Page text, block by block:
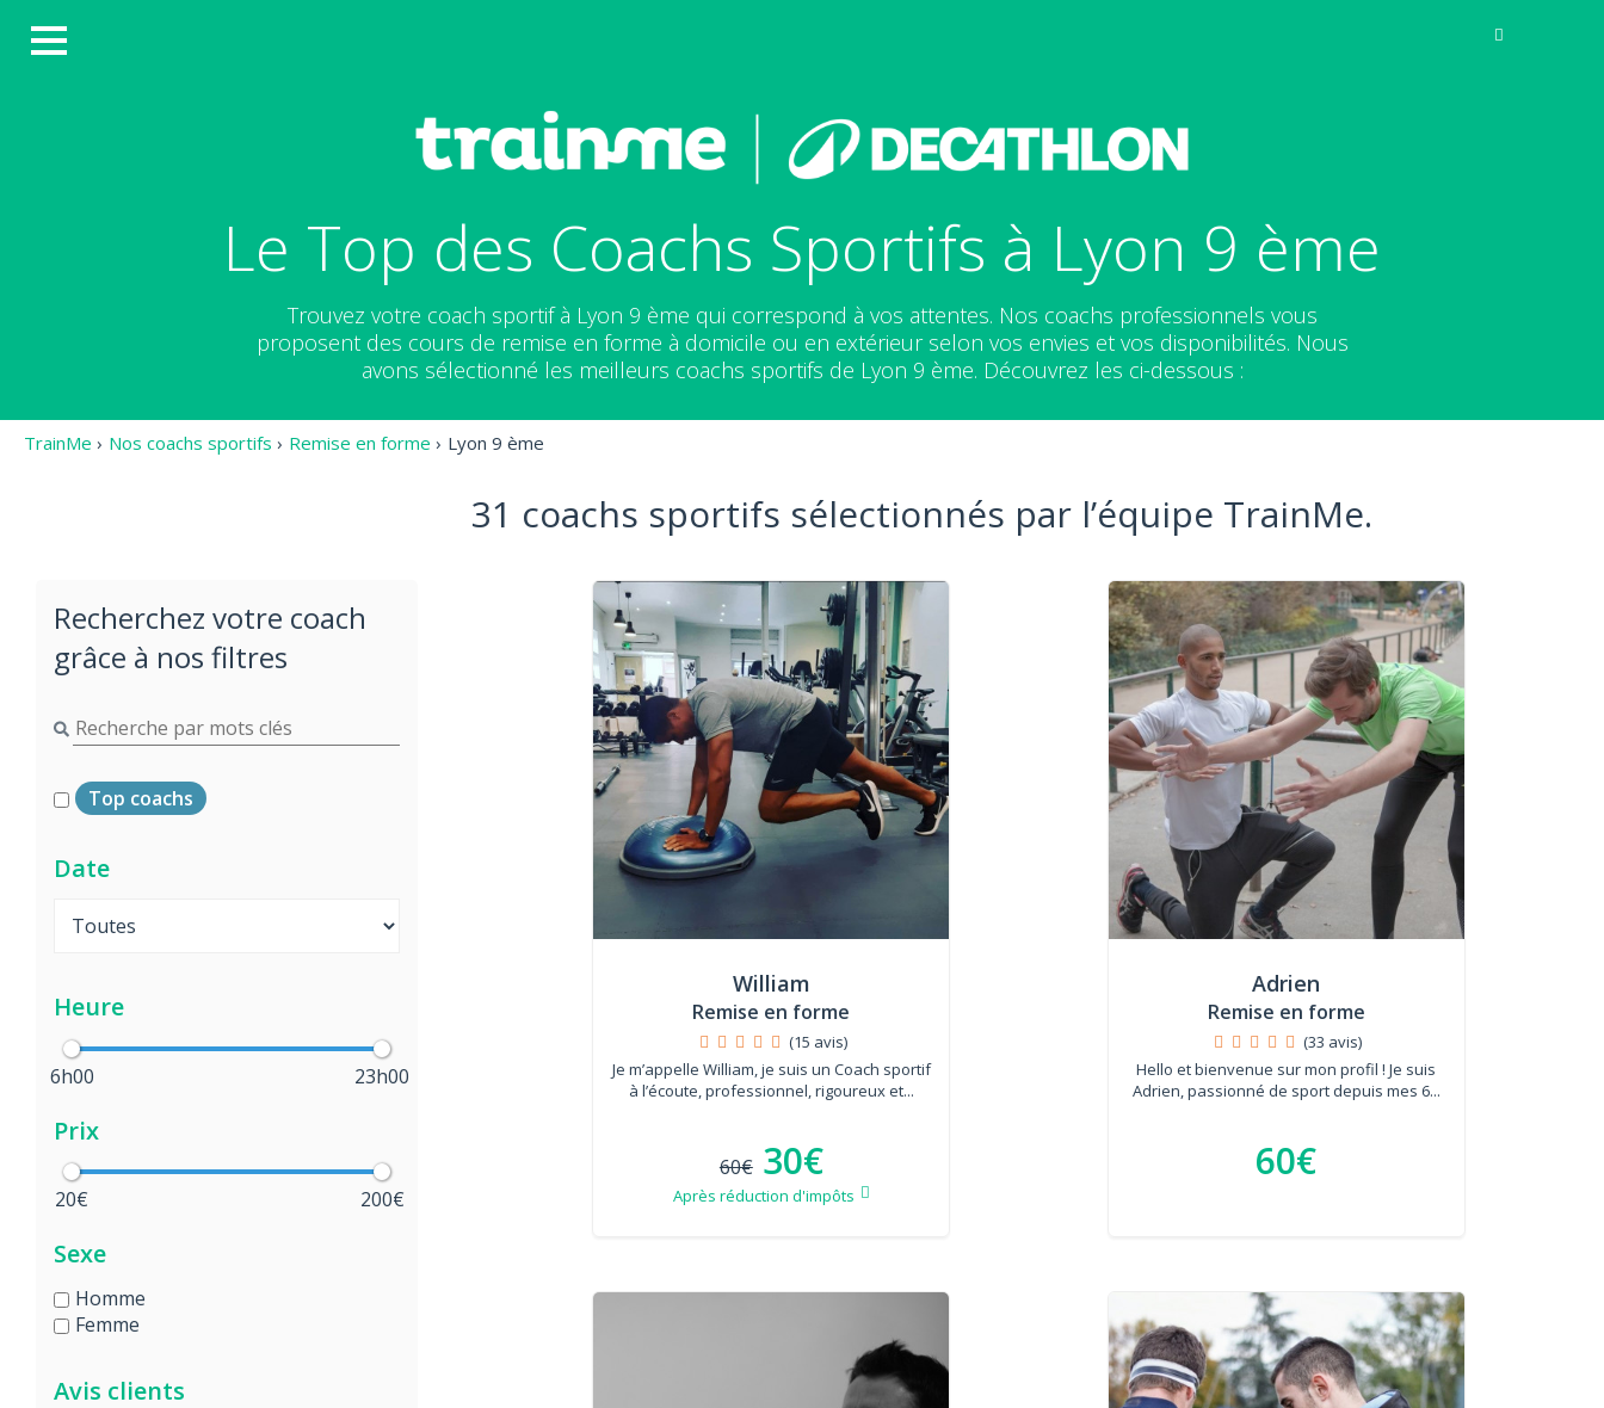
Le Top des Coachs Sportifs à Lyon 9 ème
Trouvez votre coach sportif à Lyon 9 ème qui correspond à vos attentes. Nos coachs professionnels vous
proposent des cours de remise en forme à domicile ou en extérieur selon vos envies et vos disponibilités. Nous
avons sélectionné les meilleurs coachs sportifs de Lyon 9 ème. Découvrez les ci-dessous :
TrainMe › Nos coachs sportifs › Remise en forme › Lyon 9 ème
Recherchez votre coach
grâce à nos filtres
Top coachs
Date
Heure
6h00 23h00
Prix
20€ 200€
Sexe
Homme
Femme
Avis clients
31 coachs sportifs sélectionnés par l’équipe TrainMe.
William
Remise en forme
(15 avis)
Je m’appelle William, je suis un Coach sportif
à l’écoute, professionnel, rigoureux et...
60€ 30€
Après réduction d'impôts
Adrien
Remise en forme
(33 avis)
Hello et bienvenue sur mon profil ! Je suis
Adrien, passionné de sport depuis mes 6...
60€